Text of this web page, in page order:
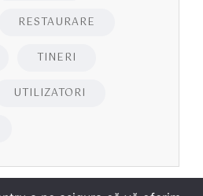
RESTAURARE
TINERI
UTILIZATORI